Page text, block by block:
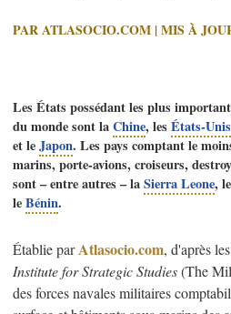
PAR ATLASOCIO.COM | MIS À
Les États possédant les plus
du monde sont laChine, les États-Unis
et leJapon. Les pays comptant le
marins, porte-avions, croiseurs,
sont – entre autres – laSierra Leone, le
leBénin.
Établie parAtlasocio.com, d'après
Institute for Strategic Studies(The
des forces navales militaires